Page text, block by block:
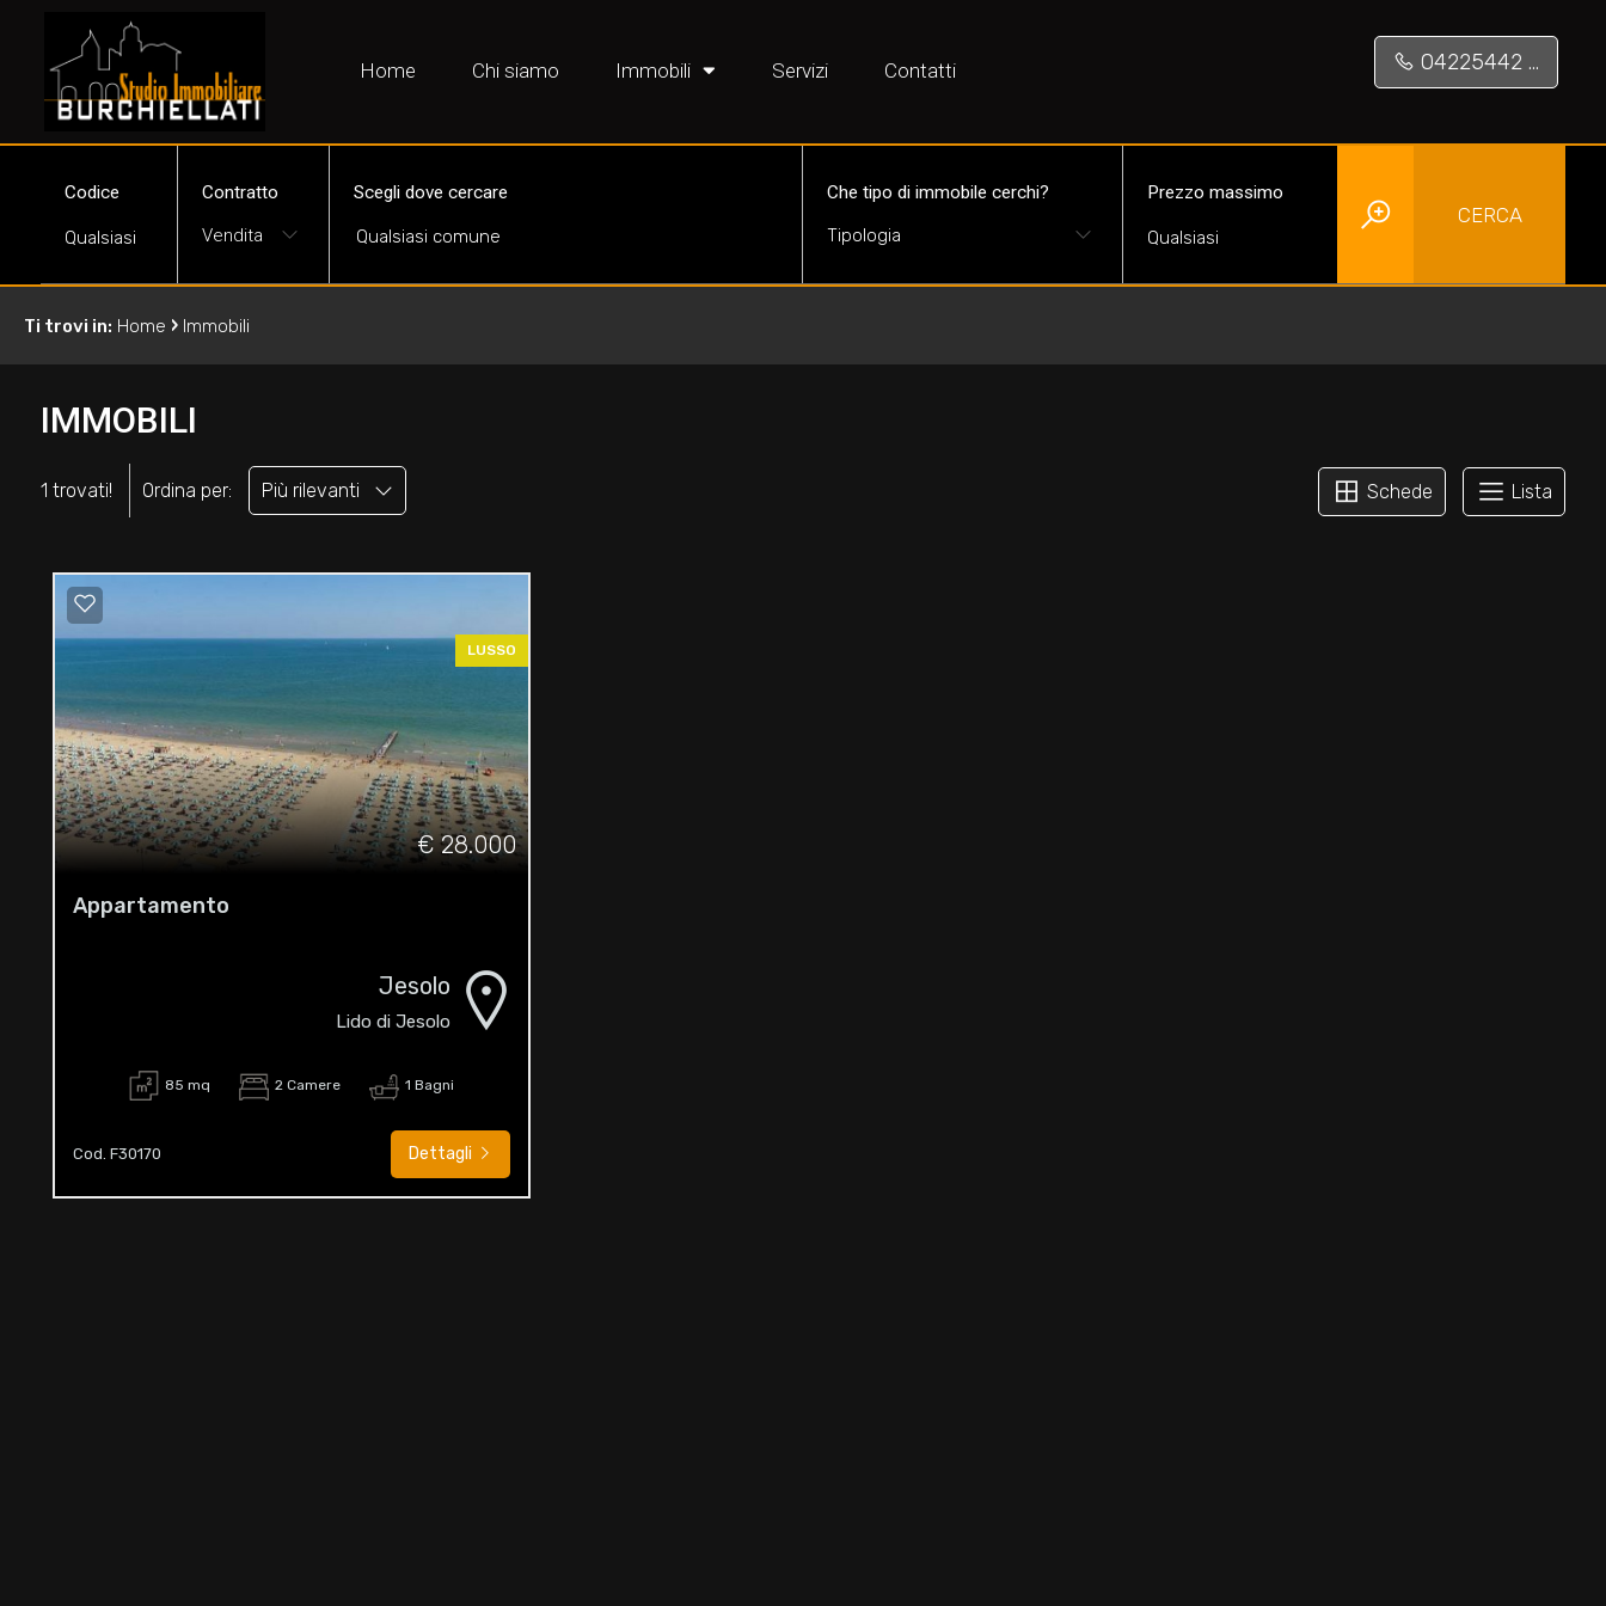
Home Chi siamo Immobili Servizi Contatti 04225442 ...
Codice
Contratto
Vendita
Scegli dove cercare Che tipo di immobile cerchi? Prezzo massimo
CERCA
Ti trovi in: Home › Immobili
IMMOBILI
1 trovati! Ordina per: Più rilevanti Schede Lista
LUSSO
€ 28.000
Appartamento
Jesolo
Lido di Jesolo
85 mq 2 Camere 1 Bagni
Cod. F30170 Dettagli